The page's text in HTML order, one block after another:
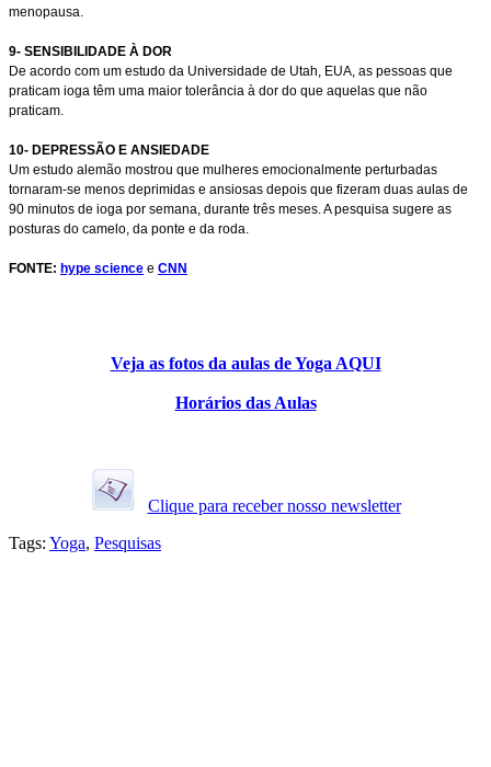
menopausa.
9- SENSIBILIDADE À DOR
De acordo com um estudo da Universidade de Utah, EUA, as pessoas que
praticam ioga têm uma maior tolerância à dor do que aquelas que não
praticam.
10- DEPRESSÃO E ANSIEDADE
Um estudo alemão mostrou que mulheres emocionalmente perturbadas
tornaram-se menos deprimidas e ansiosas depois que fizeram duas aulas de
90 minutos de ioga por semana, durante três meses. A pesquisa sugere as
posturas do camelo, da ponte e da roda.
FONTE: hype science e CNN
Veja as fotos da aulas de Yoga AQUI
Horários das Aulas
Clique para receber nosso newsletter
Tags: Yoga, Pesquisas